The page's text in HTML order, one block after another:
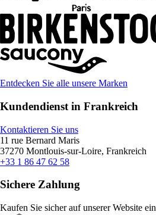
Entdecken Sie alle unsere Marken
Kundendienst in Frankreich
Kontaktieren Sie uns
11 rue Bernard Maris
37270 Montlouis-sur-Loire, Frankreich
+33 1 86 47 62 58
Sichere Zahlung
Kaufen Sie sicher auf unserer Website ein